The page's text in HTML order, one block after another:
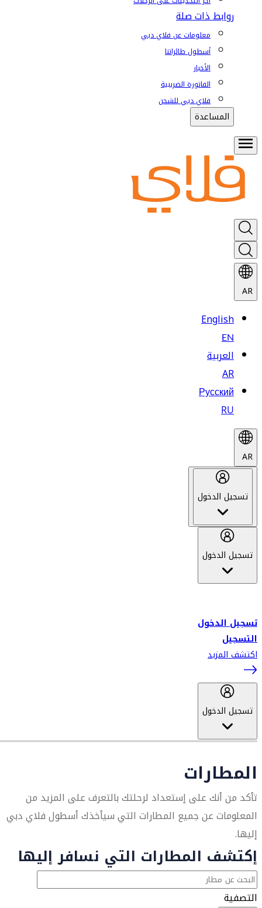
روابط ذات صلة
معلومات عن فلاي دبي
أسطول طائراتنا
الأخبار
الفاتورة الضريبية
فلاي دبي للشحن
المساعدة
AR
English
EN
العربية
AR
Русский
RU
AR
تسجيل الدخول
تسجيل الدخول
تسجيل الدخول
التسجيل
اكتشف المزيد
تسجيل الدخول
المطارات
تأكد من أنك على إستعداد لرحلتك بالتعرف على المزيد من
المعلومات عن جميع المطارات التي سيأخذك أسطول فلاي دبي
إليها.
إكتشف المطارات التي نسافر إليها
التصفية